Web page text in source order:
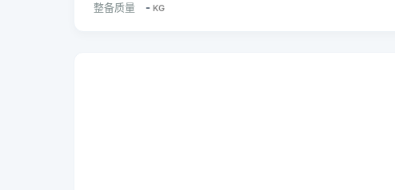
整备质量 - KG